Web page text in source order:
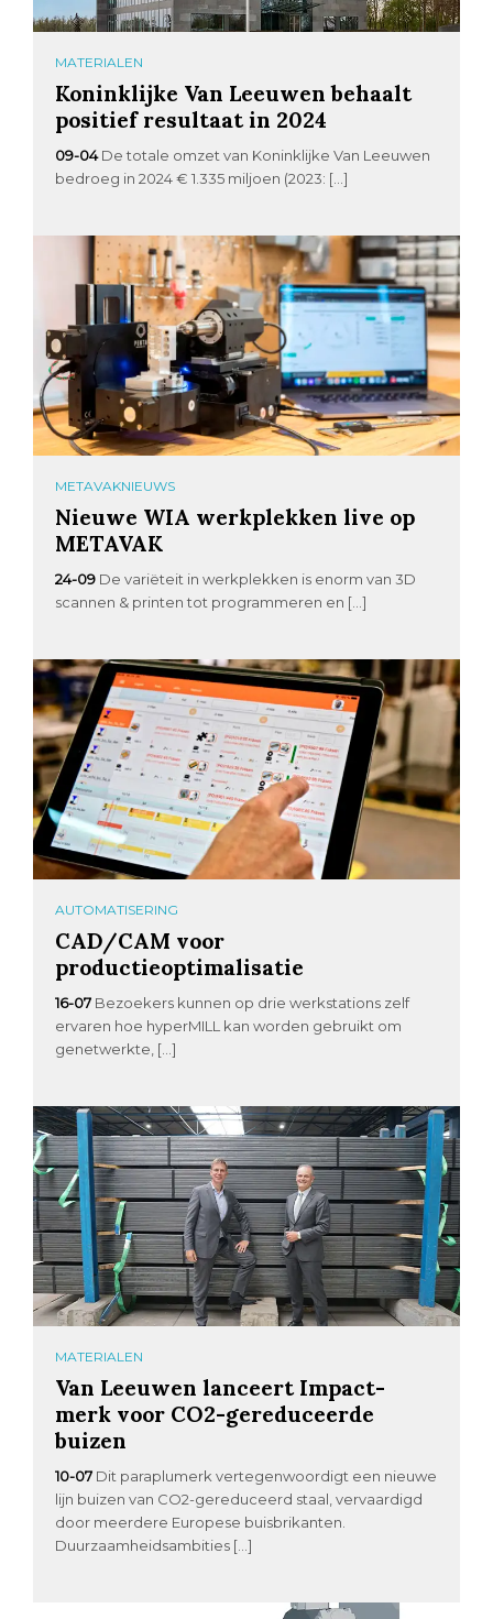
MATERIALEN
Koninklijke Van Leeuwen behaalt
positief resultaat in 2024
09-04 De totale omzet van Koninklijke Van Leeuwen
bedroeg in 2024 € 1.335 miljoen (2023: […]
METAVAKNIEUWS
Nieuwe WIA werkplekken live op
METAVAK
24-09 De variëteit in werkplekken is enorm van 3D
scannen & printen tot programmeren en […]
AUTOMATISERING
CAD/CAM voor
productieoptimalisatie
16-07 Bezoekers kunnen op drie werkstations zelf
ervaren hoe hyperMILL kan worden gebruikt om
genetwerkte, […]
MATERIALEN
Van Leeuwen lanceert Impact-
merk voor CO2-gereduceerde
buizen
10-07 Dit paraplumerk vertegenwoordigt een nieuwe
lijn buizen van CO2-gereduceerd staal, vervaardigd
door meerdere Europese buisbrikanten.
Duurzaamheidsambities […]